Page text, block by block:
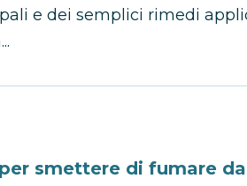
e dei semplici rimedi
smettere di fumare